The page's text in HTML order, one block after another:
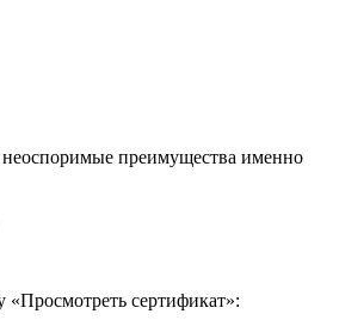
преимущества именно
сертификат»: